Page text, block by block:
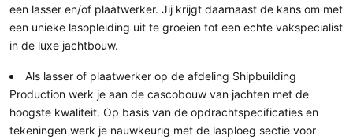
een lasser en/of plaatwerker. Jij krijgt daarnaast de kans om met
een unieke lasopleiding uit te groeien tot een echte vakspecialist
in de luxe jachtbouw.
Als lasser of plaatwerker op de afdeling Shipbuilding
Production werk je aan de cascobouw van jachten met de
hoogste kwaliteit. Op basis van de opdrachtspecificaties en
tekeningen werk je nauwkeurig met de lasploeg sectie voor